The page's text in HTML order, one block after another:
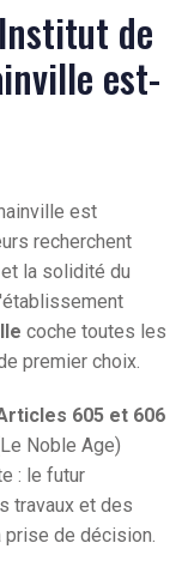
de
est-
est
recherchent
la solidité du
coche toutes les
premier choix.
605 et 606
Noble Age)
: le futur
travaux et des
prise de décision.